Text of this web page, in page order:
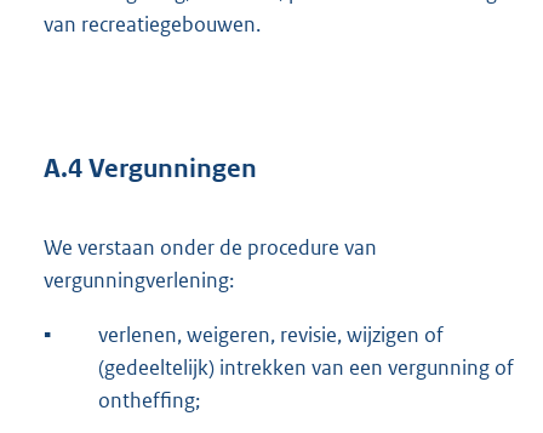
van recreatiegebouwen.
A.4 Vergunningen
We verstaan onder de procedure van
vergunningverlening:
▪
verlenen, weigeren, revisie, wijzigen of
(gedeeltelijk) intrekken van een vergunning of
ontheffing;